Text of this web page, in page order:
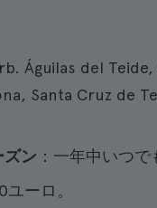
Águilas del
Santa Cruz de
ズン ：一年中いつで
ユーロ。